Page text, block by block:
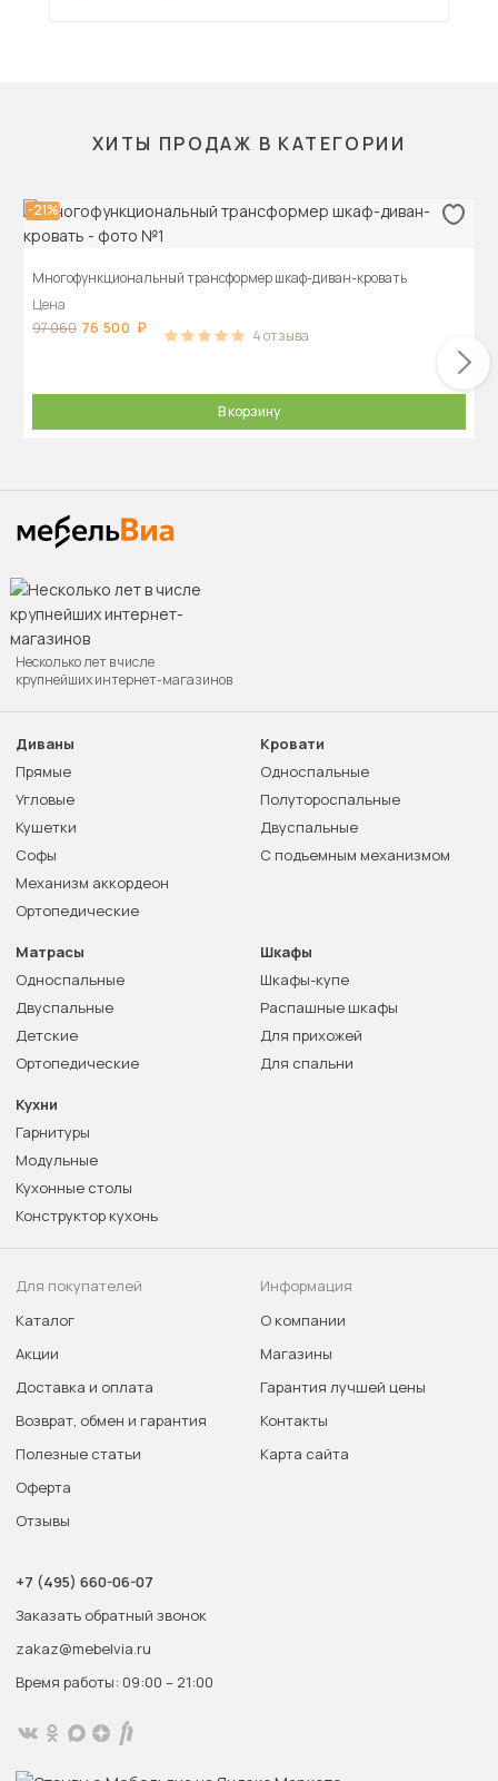
ХИТЫ ПРОДАЖ В КАТЕГОРИИ
-21%
Многофункциональный трансформер шкаф-диван-кровать
Цена
97 060 76 500 4отзыва
В корзину
Несколько лет в числе
крупнейших интернет-магазинов
Диваны
Прямые
Угловые
Кушетки
Софы
Механизм аккордеон
Ортопедические
Кровати
Односпальные
Полутороспальные
Двуспальные
С подъемным механизмом
Матрасы
Односпальные
Двуспальные
Детские
Ортопедические
Шкафы
Шкафы-купе
Распашные шкафы
Для прихожей
Для спальни
Кухни
Гарнитуры
Модульные
Кухонные столы
Конструктор кухонь
Для покупателей
Каталог
Акции
Доставка и оплата
Возврат, обмен и гарантия
Полезные статьи
Оферта
Отзывы
Информация
О компании
Магазины
Гарантия лучшей цены
Контакты
Карта сайта
+7 (495) 660-06-07
Заказать обратный звонок
zakaz@mebelvia.ru
Время работы: 09:00 – 21:00